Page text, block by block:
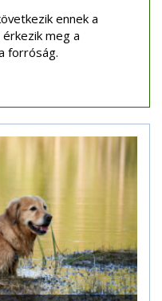
ennek a
meg a
forróság.